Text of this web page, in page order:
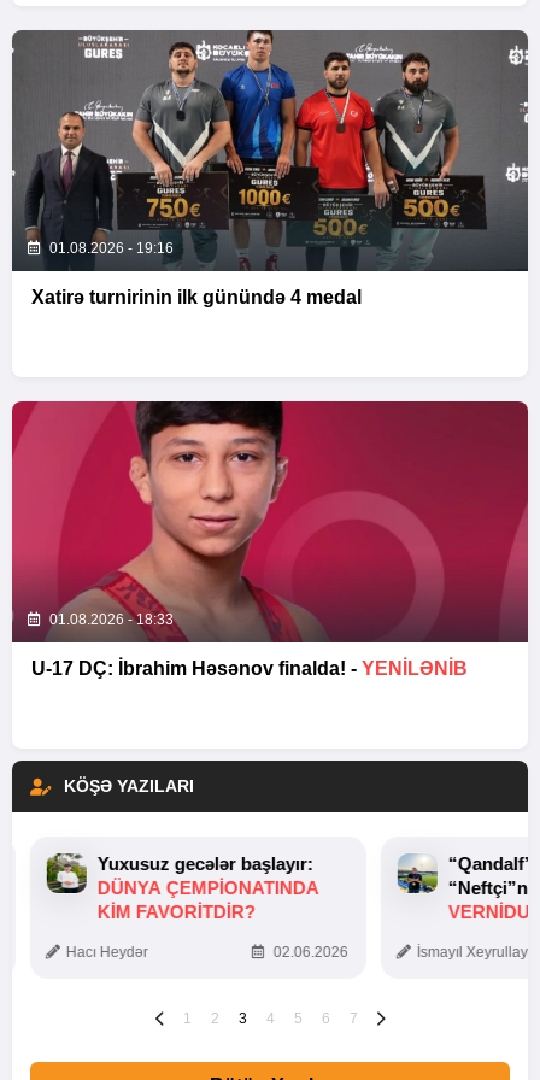
01.08.2026 - 19:16
Xatirə turnirinin ilk günündə 4 medal
01.08.2026 - 18:33
U-17 DÇ: İbrahim Həsənov finalda! - YENİLƏNİB
KÖŞƏ YAZILARI
Yuxusuz gecələr başlayır:
DÜNYA ÇEMPIONATINDA
KIM FAVORITDIR?
Hacı Heydər 02.06.2026 İsmayıl
1 2 3 4 5 6 7